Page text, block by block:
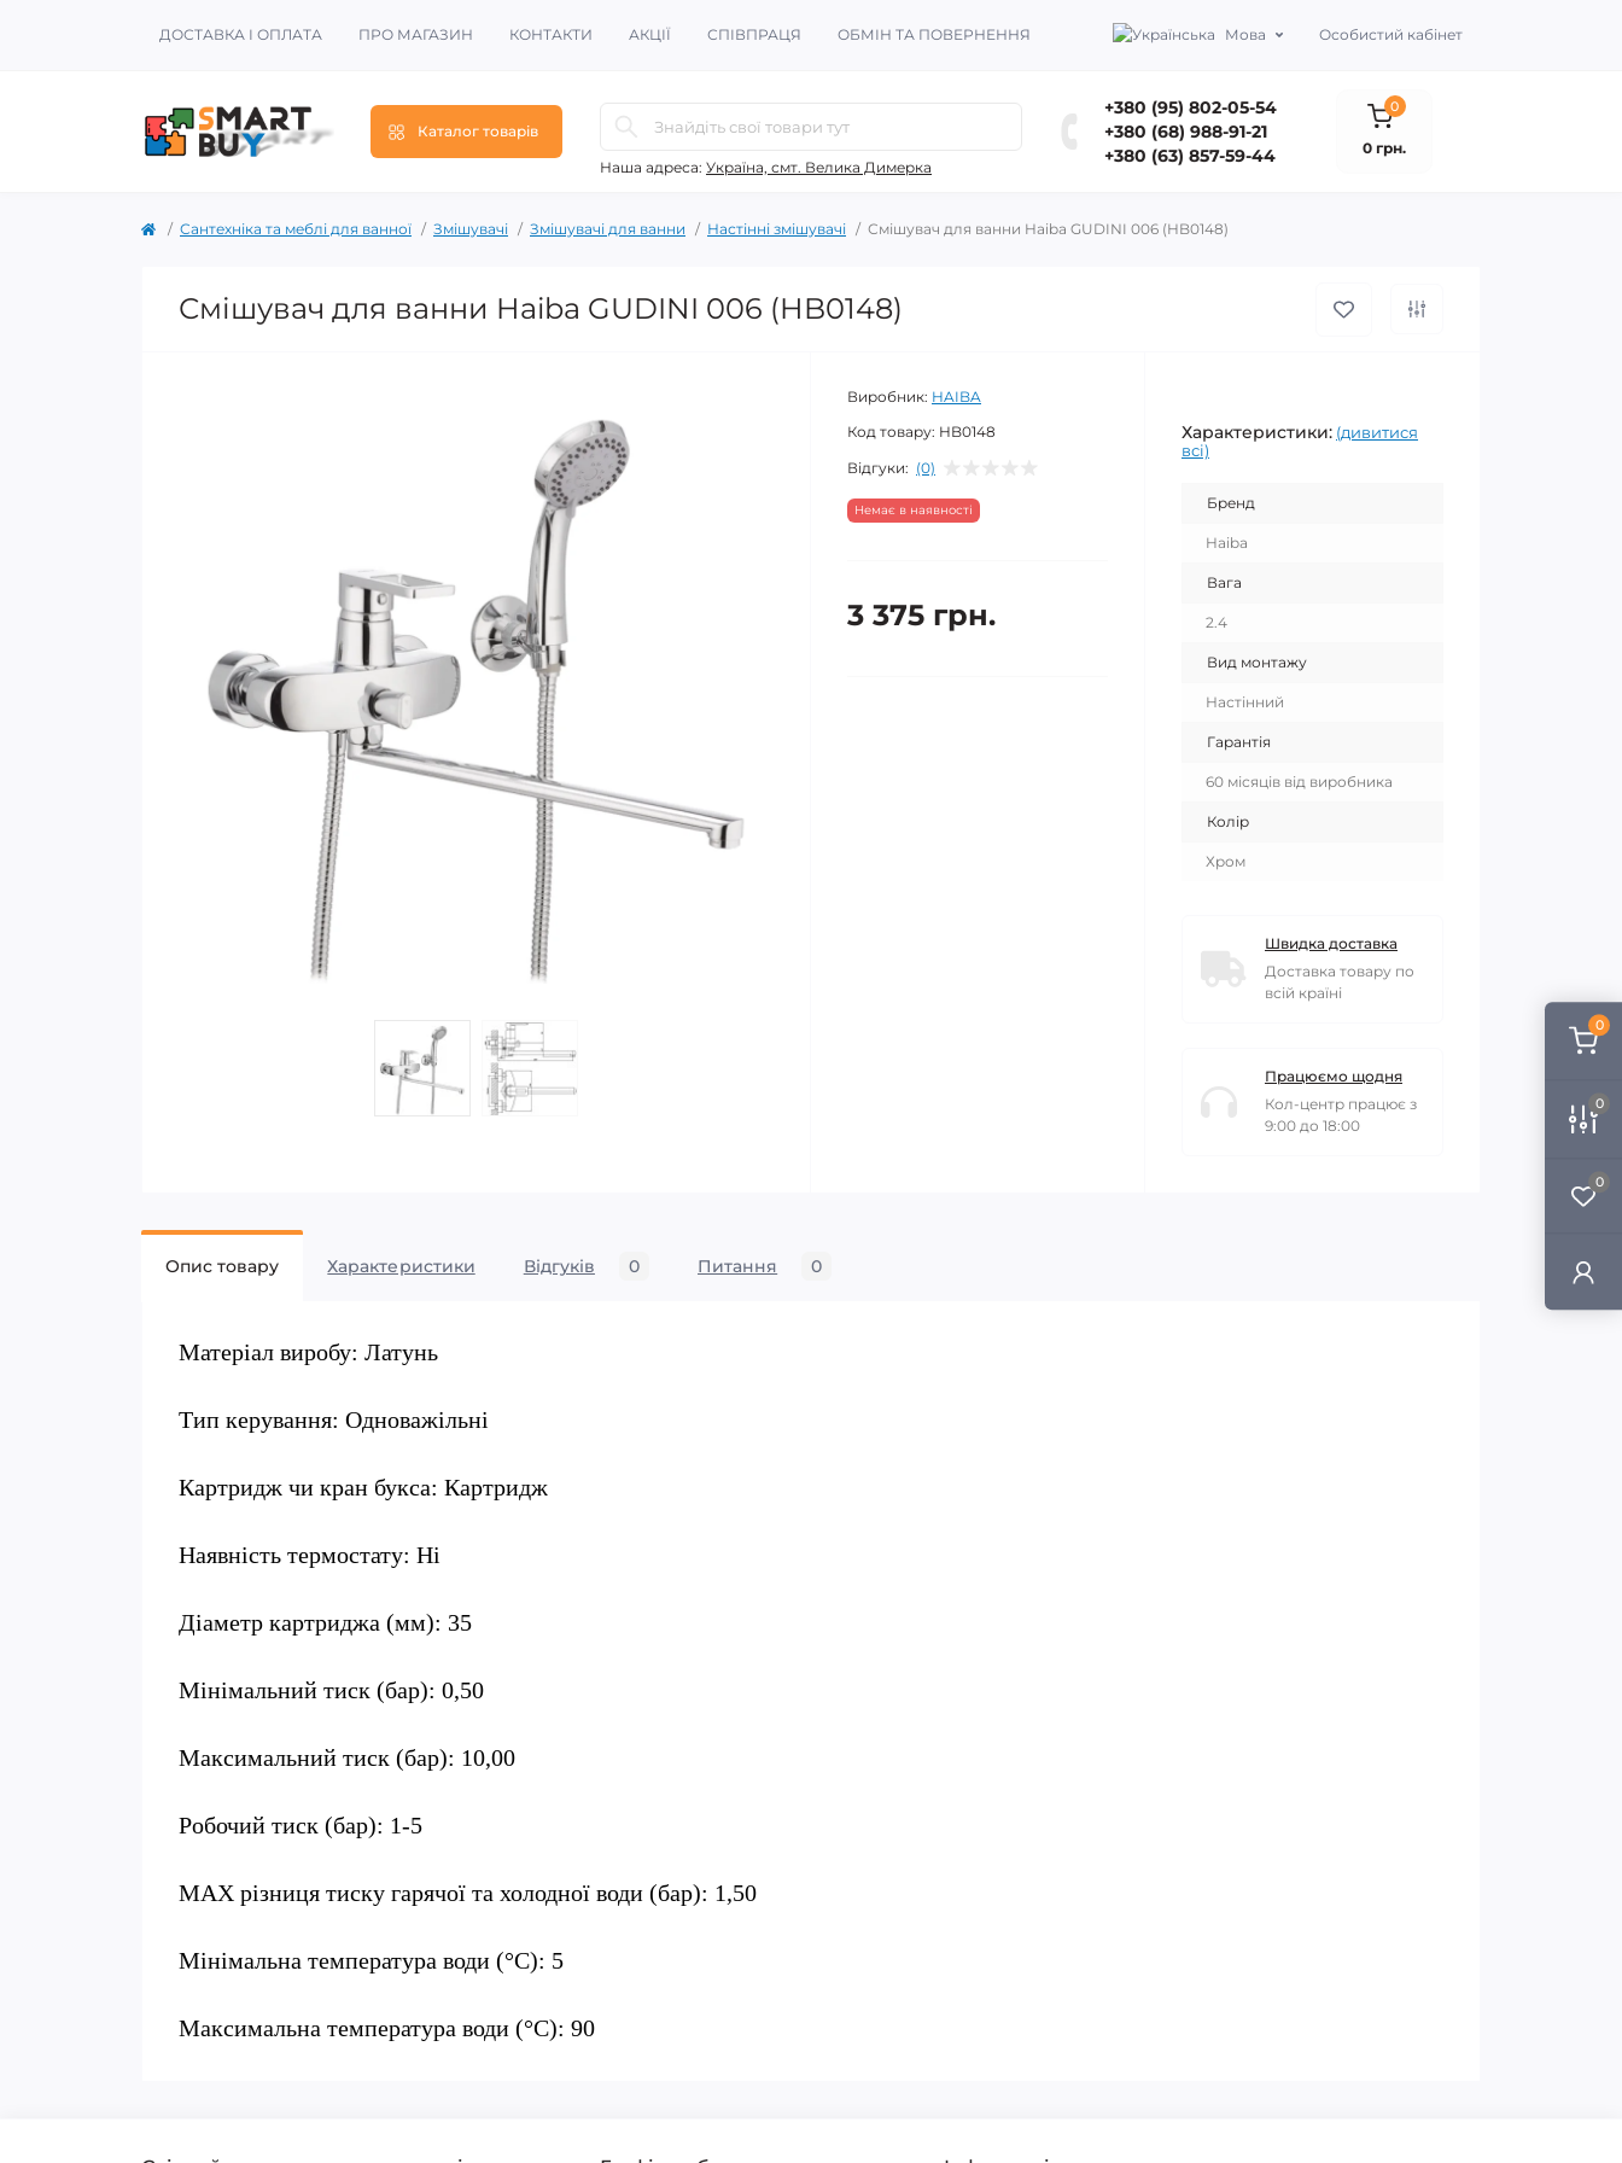
0
0
0
ДОСТАВКА І ОПЛАТА ПРО МАГАЗИН КОНТАКТИ АКЦІЇ СПІВПРАЦЯ ОБМІН ТА ПОВЕРНЕННЯ Мова Особистий кабінет
Каталог товарів
Наша адреса: Україна, смт. Велика Димерка
+380 (95) 802-05-54
+380 (68) 988-91-21
+380 (63) 857-59-44
0
0 грн.
Сантехніка та меблі для ванної Змішувачі Змішувачі для ванни Настінні змішувачі Смішувач для ванни Haiba GUDINI 006 (HB0148)
Смішувач для ванни Haiba GUDINI 006 (HB0148)
Виробник: HAIBA
Код товару: HB0148
Відгуки: (0)
Немає в наявності
3 375 грн.
Характеристики: (дивитися
всі)
Бренд
Haiba
Вага
2.4
Вид монтажу
Настінний
Гарантія
60 місяців від виробника
Колір
Хром
Швидка доставка
Доставка товару по
всій країні
Працюємо щодня
Кол-центр працює з
9:00 до 18:00
Опис товару Характеристики Відгуків 0 Питання 0
Матеріал виробу: Латунь
Тип керування: Одноважільні
Картридж чи кран букса: Картридж
Наявність термостату: Ні
Діаметр картриджа (мм): 35
Мінімальний тиск (бар): 0,50
Максимальний тиск (бар): 10,00
Робочий тиск (бар): 1-5
MAX різниця тиску гарячої та холодної води (бар): 1,50
Мінімальна температура води (°C): 5
Максимальна температура води (°C): 90